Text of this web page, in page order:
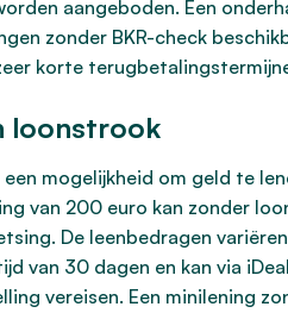
aangeboden. Een
zonder BKR-check
korte
loonstrook
mogelijkheid om geld te
van 200 euro kan zonder
De leenbedragen
van 30 dagen en kan via
vereisen. Een minilening